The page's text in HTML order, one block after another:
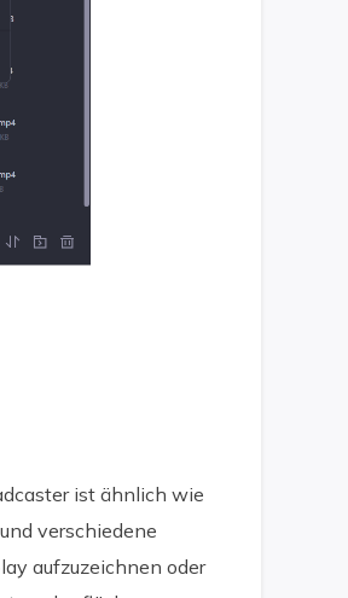
ist ähnlich wie
verschiedene
aufzuzeichnen oder